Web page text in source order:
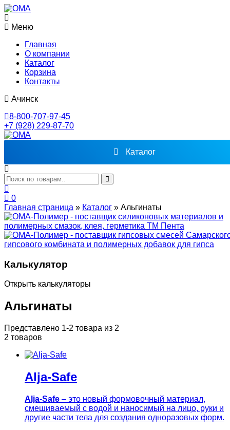
Меню
Главная
О компании
Каталог
Корзина
Контакты
Ачинск
8-800-707-97-45
+7 (928) 229-87-70
Каталог
0
Главная страница » Каталог » Альгинаты
Калькулятор
Открыть калькуляторы
Альгинаты
Представлено 1-2 товара из 2
2 товаров
Alja-Safe
Alja-Safe – это новый формовочный материал,
смешиваемый с водой и наносимый на лицо, руки и
другие части тела для создания одноразовых форм.